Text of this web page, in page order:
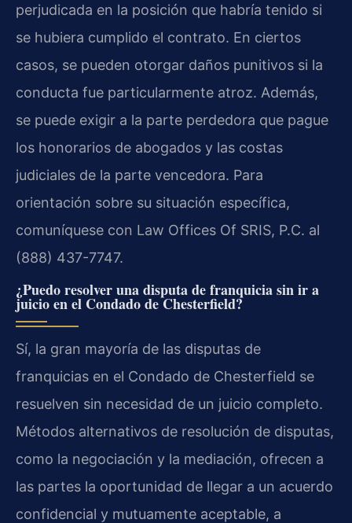
perjudicada en la posición que habría tenido si
se hubiera cumplido el contrato. En ciertos
casos, se pueden otorgar daños punitivos si la
conducta fue particularmente atroz. Además,
se puede exigir a la parte perdedora que pague
los honorarios de abogados y las costas
judiciales de la parte vencedora. Para
orientación sobre su situación específica,
comuníquese con Law Offices Of SRIS, P.C. al
(888) 437-7747.
¿Puedo resolver una disputa de franquicia sin ir a
juicio en el Condado de Chesterfield?
Sí, la gran mayoría de las disputas de
franquicias en el Condado de Chesterfield se
resuelven sin necesidad de un juicio completo.
Métodos alternativos de resolución de disputas,
como la negociación y la mediación, ofrecen a
las partes la oportunidad de llegar a un acuerdo
confidencial y mutuamente aceptable, a